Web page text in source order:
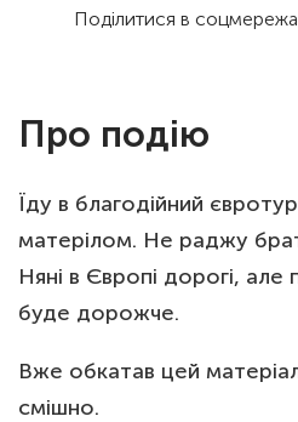
Поділитися в
Про подію
Їду в благодійний
матерілом. Не раджу
Няні в Європі дорогі,
буде дорожче.
Вже обкатав цей
смішно.